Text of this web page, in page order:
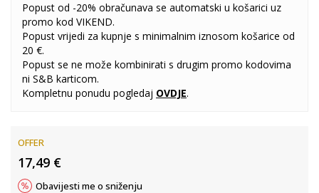
Popust od -20% obračunava se automatski u košarici uz
promo kod VIKEND.
Popust vrijedi za kupnje s minimalnim iznosom košarice od
20 €.
Popust se ne može kombinirati s drugim promo kodovima
ni S&B karticom.
Kompletnu ponudu pogledaj OVDJE.
OFFER
17,49 €
Obavijesti me o sniženju